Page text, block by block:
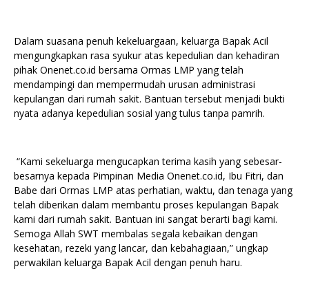
Dalam suasana penuh kekeluargaan, keluarga Bapak Acil
mengungkapkan rasa syukur atas kepedulian dan kehadiran
pihak Onenet.co.id bersama Ormas LMP yang telah
mendampingi dan mempermudah urusan administrasi
kepulangan dari rumah sakit. Bantuan tersebut menjadi bukti
nyata adanya kepedulian sosial yang tulus tanpa pamrih.
“Kami sekeluarga mengucapkan terima kasih yang sebesar-
besarnya kepada Pimpinan Media Onenet.co.id, Ibu Fitri, dan
Babe dari Ormas LMP atas perhatian, waktu, dan tenaga yang
telah diberikan dalam membantu proses kepulangan Bapak
kami dari rumah sakit. Bantuan ini sangat berarti bagi kami.
Semoga Allah SWT membalas segala kebaikan dengan
kesehatan, rezeki yang lancar, dan kebahagiaan,” ungkap
perwakilan keluarga Bapak Acil dengan penuh haru.